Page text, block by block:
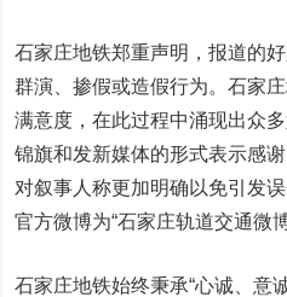
石家庄地铁郑重声明，报道的
群演、掺假或造假行为。石家
满意度，在此过程中涌现出众
锦旗和发新媒体的形式表示感
对叙事人称更加明确以免引发
官方微博为“石家庄轨道交通微
石家庄地铁始终秉承“心诚、意